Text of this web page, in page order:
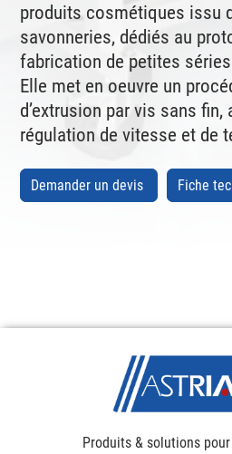
produits cosmétiques issu
savonneries, dédiés au
fabrication de petites
Elle met en oeuvre un
d’extrusion par vis sans fin,
régulation de vitesse et de
Demander un devis Fiche
Produits & solutions